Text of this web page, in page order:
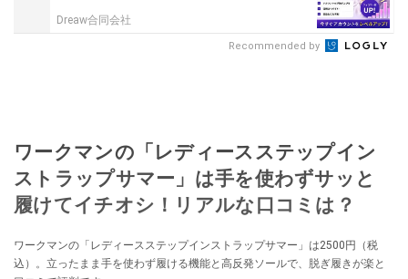
Dreaw合同会社
Recommended by
ワークマンの「レディースステップイン
ストラップサマー」は手を使わずサッと
履けてイチオシ！リアルな口コミは？
ワークマンの「レディースステップインストラップサマー」は2500円（税
込）。立ったまま手を使わず履ける機能と高反発ソールで、脱ぎ履きが楽と